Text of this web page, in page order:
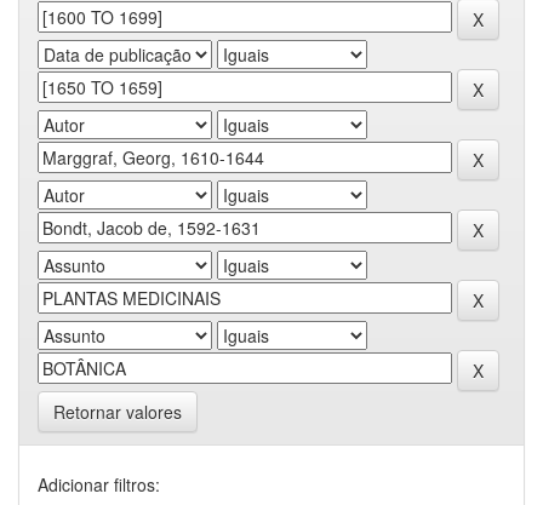
Retornar valores
Adicionar filtros: